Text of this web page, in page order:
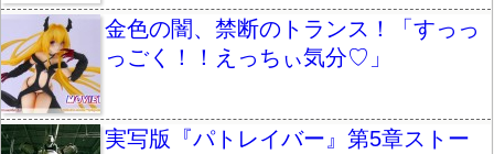
金色の闇、禁断のトランス！「すっっ
っごく！！えっちぃ気分♡」
実写版『パトレイバー』第5章ストー